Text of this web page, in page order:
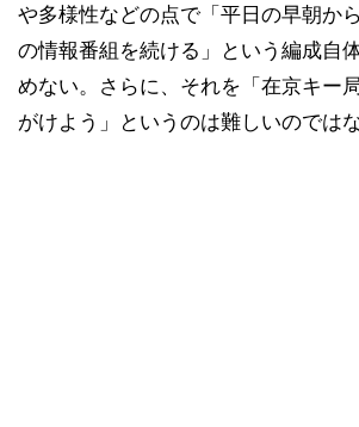
や多様性などの点で「平日の早朝か
の情報番組を続ける」という編成自
めない。さらに、それを「在京キー
がけよう」というのは難しいのではな